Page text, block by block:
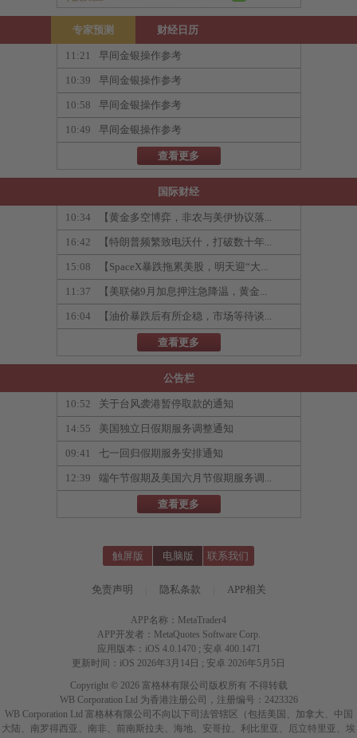
专家预测 财经日历
11:21 早间金银操作参考
10:39 早间金银操作参考
10:58 早间金银操作参考
10:49 早间金银操作参考
查看更多
国际财经
10:34 【黄金多空博弈，非农与美伊协议落...
16:42 【特朗普频繁致电沃什，打破数十年...
15:08 【SpaceX暴跌拖累美股，明天迎“大...
11:37 【美联储9月加息押注急降温，黄金...
16:04 【油价暴跌后有所企稳，市场等待谈...
查看更多
公告栏
10:52 关于台风袭港暂停取款的通知
14:55 美国独立日假期服务调整通知
09:41 七一回归假期服务安排通知
12:39 端午节假期及美国六月节假期服务调...
查看更多
触屏版 电脑版 联系我们
免责声明 隐私条款 APP相关
APP名称：MetaTrader4
APP开发者：MetaQuotes Software Corp.
应用版本：iOS 4.0.1470 ; 安卓 400.1471
更新时间：iOS 2026年3月14日 ; 安卓 2026年5月5日
Copyright © 2026 富格林有限公司版权所有 不得转载
WB Corporation Ltd 为香港注册公司，注册编号：2423326
WB Corporation Ltd 富格林有限公司不向以下司法管辖区（包括美国、加拿大、中国
大陆、南罗得西亚、南非、前南斯拉夫、海地、安哥拉、利比里亚、厄立特里亚、埃